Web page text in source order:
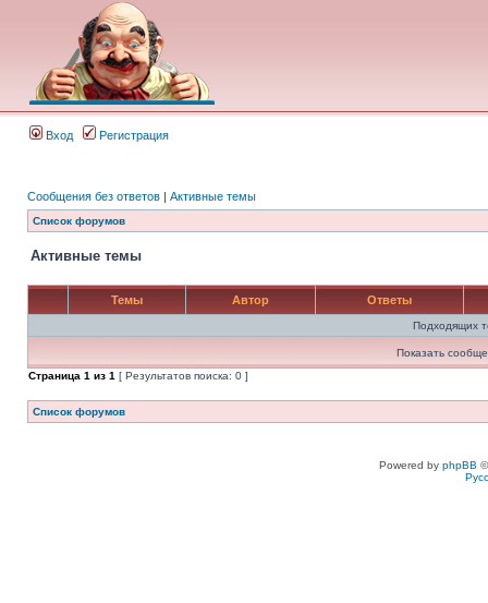
Вход Регистрация
Сообщения без ответов | Активные темы
Список форумов
Активные темы
Темы Автор Ответы
Подходящих
Показать
Страница 1 из 1 [ Результатов поиска: 0 ]
Список форумов
Powered by phpBB